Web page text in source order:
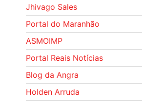
Jhivago Sales
Portal do Maranhão
ASMOIMP
Portal Reais Notí­cias
Blog da Angra
Holden Arruda